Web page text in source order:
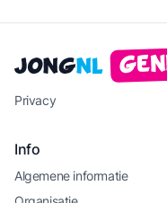
JongNL
Privacy
Info
Algemene informatie